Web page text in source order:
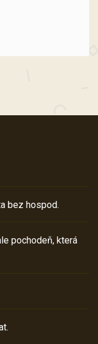
bez hospod.
pochodeň, která